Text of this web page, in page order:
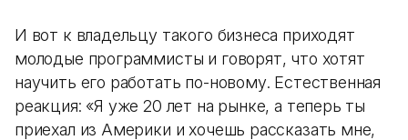
И вот к владельцу такого бизнеса приходят
молодые программисты и говорят, что хотят
научить его работать по-новому. Естественная
реакция: «Я уже 20 лет на рынке, а теперь ты
приехал из Америки и хочешь рассказать мне,